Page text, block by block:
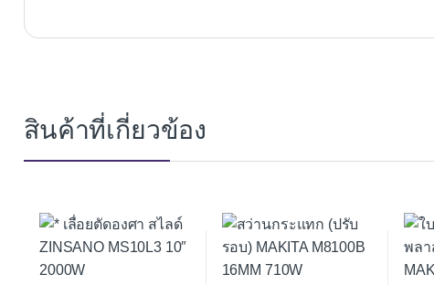
สินค้าที่เกี่ยวข้อง